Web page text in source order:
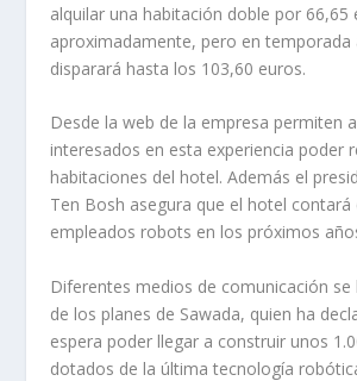
alquilar una habitación doble por 66,65
aproximadamente, pero en temporada
disparará hasta los 103,60 euros.
Desde la web de la empresa permiten
interesados en esta experiencia poder
habitaciones del hotel. Además el
Ten Bosh asegura que el hotel contará
empleados robots en los próximos
Diferentes medios de comunicación se
de los planes de Sawada, quien ha
espera poder llegar a construir unos
dotados de la última tecnología